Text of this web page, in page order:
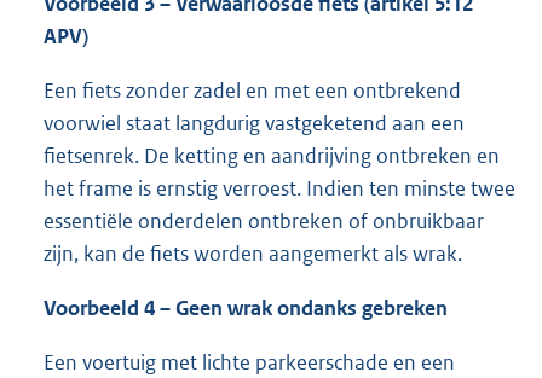
APV)
Een fiets zonder zadel en met een ontbrekend
voorwiel staat langdurig vastgeketend aan een
fietsenrek. De ketting en aandrijving ontbreken en
het frame is ernstig verroest. Indien ten minste twee
essentiële onderdelen ontbreken of onbruikbaar
zijn, kan de fiets worden aangemerkt als wrak.
Voorbeeld 4 – Geen wrak ondanks gebreken
Een voertuig met lichte parkeerschade en een